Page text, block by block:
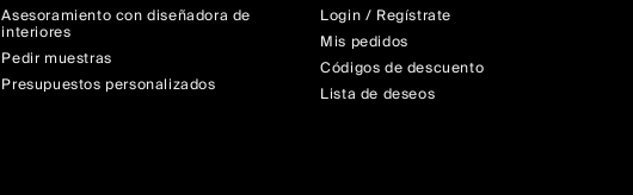
Asesoramiento con diseñadora de
interiores
Pedir muestras
Presupuestos personalizados
Login / Regístrate
Mis pedidos
Códigos de descuento
Lista de deseos